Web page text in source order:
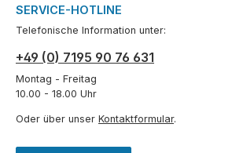
SERVICE-HOTLINE
Telefonische Information unter:
+49 (0) 7195 90 76 631
Montag - Freitag
10.00 - 18.00 Uhr
Oder über unser Kontaktformular.